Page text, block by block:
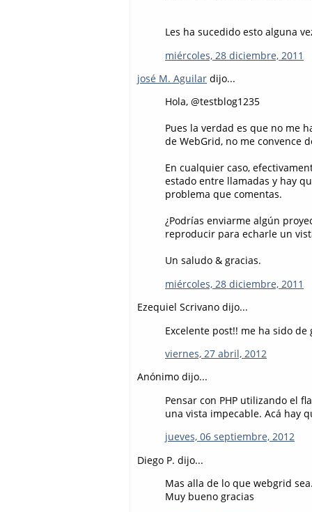
Les ha sucedido esto alguna
miércoles, 28 diciembre, 2011
josé M. Aguilar dijo...
Hola, @testblog1235
Pues la verdad es que no me
de WebGrid, no me convence
En cualquier caso,
estado entre llamadas y hay
problema que comentas.
¿Podrías enviarme algún
reproducir para echarle un
Un saludo & gracias.
miércoles, 28 diciembre, 2011
Ezequiel Scrivano dijo...
Excelente post!! me ha sido
viernes, 27 abril, 2012
Anónimo dijo...
Pensar con PHP utilizando el
una vista impecable. Acá hay
jueves, 06 septiembre, 2012
Diego P. dijo...
Mas alla de lo que webgrid
Muy bueno gracias